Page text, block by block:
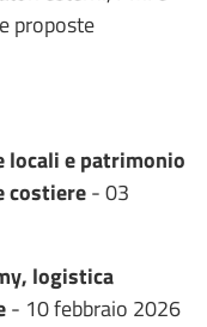
proposte
locali e patrimonio
costiere-03
logistica
- 10 febbraio 2026